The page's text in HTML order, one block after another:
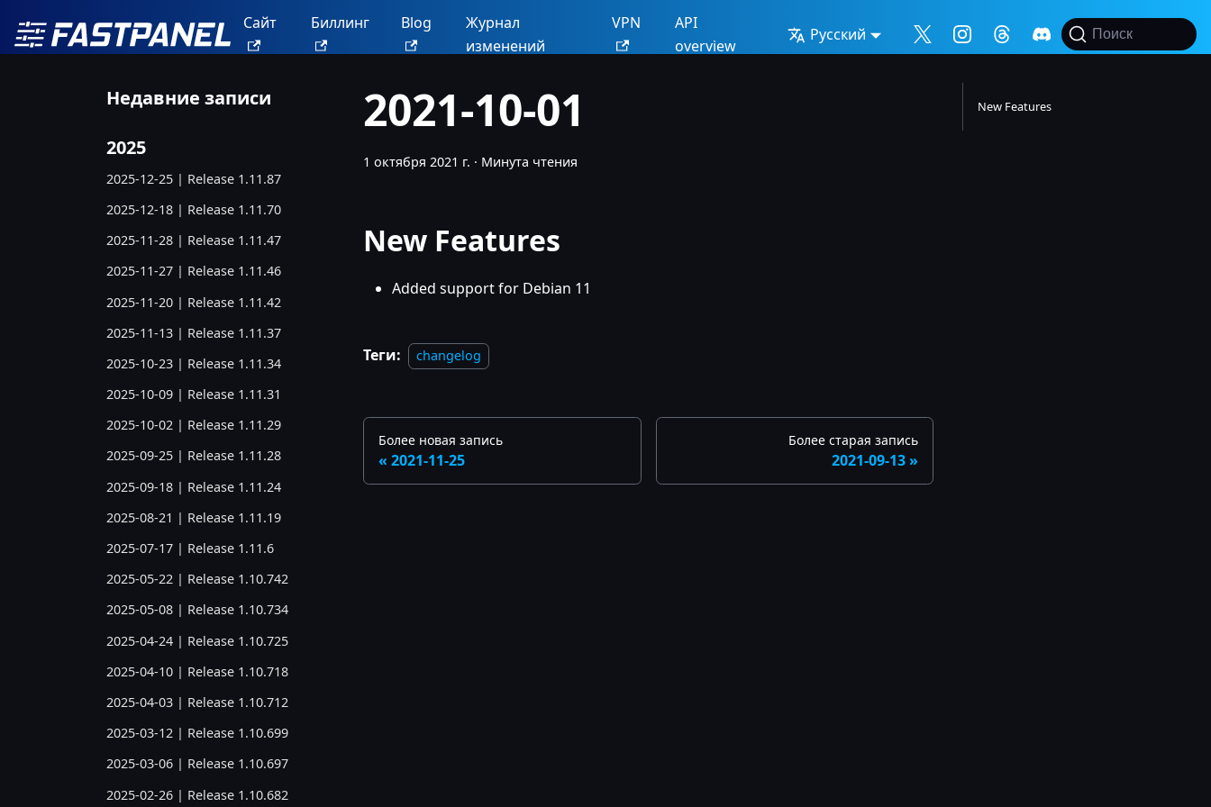
Сайт Биллинг Blog
Журнал
изменений
VPN
API
overview
Русский Поиск
Недавние записи
2025
2025-12-25 | Release 1.11.87
2025-12-18 | Release 1.11.70
2025-11-28 | Release 1.11.47
2025-11-27 | Release 1.11.46
2025-11-20 | Release 1.11.42
2025-11-13 | Release 1.11.37
2025-10-23 | Release 1.11.34
2025-10-09 | Release 1.11.31
2025-10-02 | Release 1.11.29
2025-09-25 | Release 1.11.28
2025-09-18 | Release 1.11.24
2025-08-21 | Release 1.11.19
2025-07-17 | Release 1.11.6
2025-05-22 | Release 1.10.742
2025-05-08 | Release 1.10.734
2025-04-24 | Release 1.10.725
2025-04-10 | Release 1.10.718
2025-04-03 | Release 1.10.712
2025-03-12 | Release 1.10.699
2025-03-06 | Release 1.10.697
2025-02-26 | Release 1.10.682
2021-10-01
1 октября 2021 г. · Минута чтения
New Features
Added support for Debian 11
Теги: changelog
Более новая запись
2021-11-25
Более старая запись
2021-09-13
New Features